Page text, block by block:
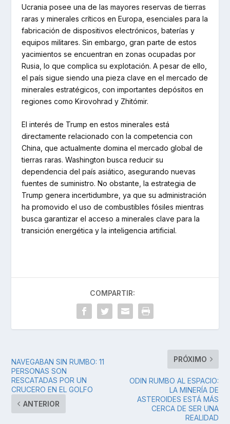
Ucrania posee una de las mayores reservas de tierras
raras y minerales críticos en Europa, esenciales para la
fabricación de dispositivos electrónicos, baterías y
equipos militares. Sin embargo, gran parte de estos
yacimientos se encuentran en zonas ocupadas por
Rusia, lo que complica su explotación. A pesar de ello,
el país sigue siendo una pieza clave en el mercado de
minerales estratégicos, con importantes depósitos en
regiones como Kirovohrad y Zhitómir.
El interés de Trump en estos minerales está
directamente relacionado con la competencia con
China, que actualmente domina el mercado global de
tierras raras. Washington busca reducir su
dependencia del país asiático, asegurando nuevas
fuentes de suministro. No obstante, la estrategia de
Trump genera incertidumbre, ya que su administración
ha promovido el uso de combustibles fósiles mientras
busca garantizar el acceso a minerales clave para la
transición energética y la inteligencia artificial.
COMPARTIR:
NAVEGABAN SIN RUMBO: 11
PERSONAS SON
RESCATADAS POR UN
CRUCERO EN EL GOLFO
ANTERIOR
PRÓXIMO
ODIN RUMBO AL ESPACIO:
LA MINERÍA DE
ASTEROIDES ESTÁ MÁS
CERCA DE SER UNA
REALIDAD